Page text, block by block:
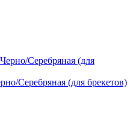
Серебряная (для брекетов)